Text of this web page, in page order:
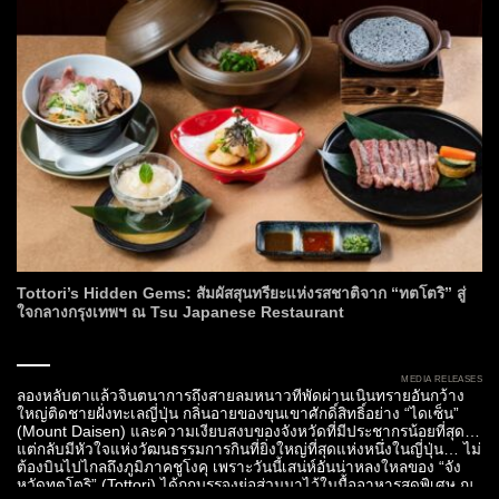
Tottori’s Hidden Gems: สัมผัสสุนทรียะแห่งรสชาติจาก “ทตโตริ” สู่
ใจกลางกรุงเทพฯ ณ Tsu Japanese Restaurant
MEDIA RELEASES
ลองหลับตาแล้วจินตนาการถึงสายลมหนาวที่พัดผ่านเนินทรายอันกว้าง
ใหญ่ติดชายฝั่งทะเลญี่ปุ่น กลิ่นอายของขุนเขาศักดิ์สิทธิ์อย่าง “ไดเซ็น”
(Mount Daisen) และความเงียบสงบของจังหวัดที่มีประชากรน้อยที่สุด
แต่กลับมีหัวใจแห่งวัฒนธรรมการกินที่ยิ่งใหญ่ที่สุดแห่งหนึ่งในญี่ปุ่น… ไม่
ต้องบินไปไกลถึงภูมิภาคชูโงคุ เพราะวันนี้เสน่ห์อันน่าหลงใหลของ “จัง
หวัดทตโตริ” (Tottori) ได้ถูกบรรจงย่อส่วนมาไว้ในมื้ออาหารสุดพิเศษ ณ